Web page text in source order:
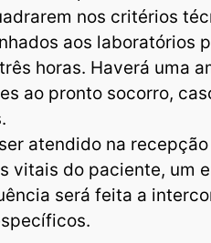
nos critérios
aos laboratórios
horas. Haverá uma
ao pronto socorro,
atendido na
vitais do paciente, um
será feita a